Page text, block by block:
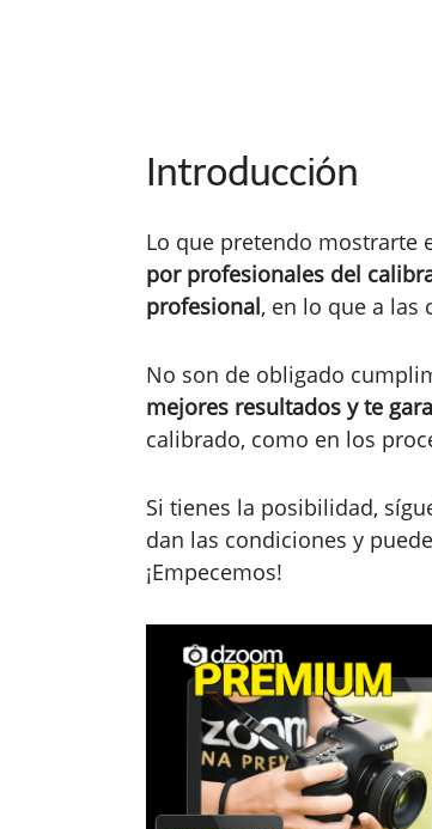
Introducción
Lo que pretendo mostrarte
por profesionales del
profesional, en lo que a las
No son de obligado
mejores resultados y te
calibrado, como en los
Si tienes la posibilidad,
dan las condiciones y
¡Empecemos!